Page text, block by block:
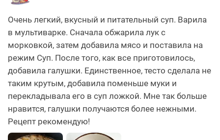
Очень легкий, вкусный и питательный суп. Варила
в мультиварке. Сначала обжарила лук с
морковкой, затем добавила мясо и поставила на
режим Суп. После того, как все приготовилось,
добавила галушки. Единственное, тесто сделала не
таким крутым, добавила поменьше муки и
перекладывала его в суп ложкой. Мне так больше
нравится, галушки получаются более нежными.
Рецепт рекомендую!